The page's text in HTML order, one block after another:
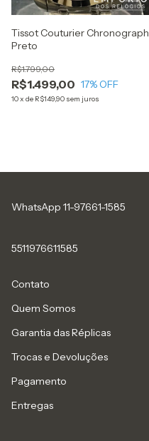
Tissot Couturier Chronograph
Preto
R$1.499,00
R$1.799,00
17% OFF
10x de R$149,90 sem juros
WhatsApp 11-97661-1585
5511976611585
Contato
Quem Somos
Garantia das Réplicas
Trocas e Devoluções
Pagamento
Entregas